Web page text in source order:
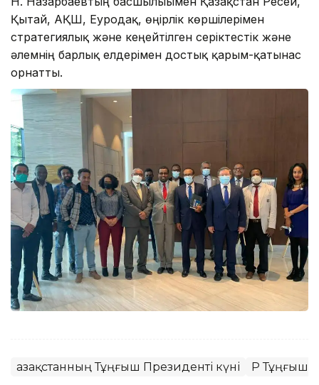
Қытай, АҚШ, Еуродақ, өңірлік көршілерімен
стратегиялық және кеңейтілген серіктестік және
әлемнің барлық елдерімен достық қарым-қатынас
орнатты.
Қазақстанның Тұңғыш Президенті күні ҚР Тұңғыш